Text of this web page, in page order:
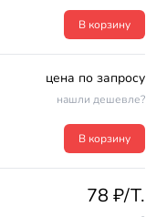
В корзину
цена по запросу
нашли дешевле?
В корзину
78 ₽/T.